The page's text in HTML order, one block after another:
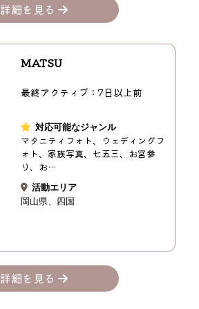
詳細を見る
MATSU
最終アクティブ：7日以上前
対応可能なジャンル
マタニティフォト、ウェディングフ
ォト、家族写真、七五三、お宮参
り、お…
活動エリア
岡山県
四国
詳細を見る